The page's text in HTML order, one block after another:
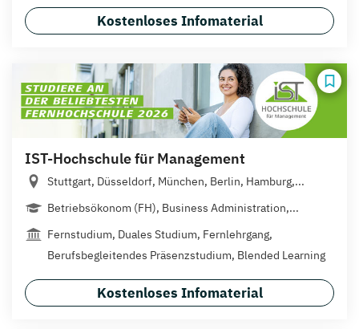
Kostenloses Infomaterial
IST-Hochschule für Management
Stuttgart, Düsseldorf, München, Berlin, Hamburg,...
Betriebsökonom (FH), Business Administration,...
Fernstudium, Duales Studium, Fernlehrgang,
Berufsbegleitendes Präsenzstudium, Blended Learning
Kostenloses Infomaterial